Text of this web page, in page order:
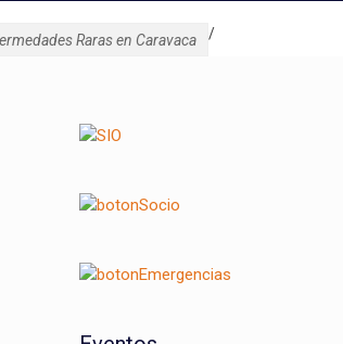
/
Raras en Caravaca